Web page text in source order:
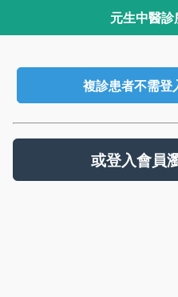
元生中醫診
複診患者不需登
或登入會員